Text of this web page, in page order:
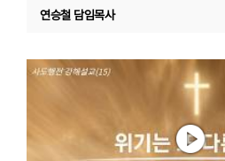
연승철 담임목사